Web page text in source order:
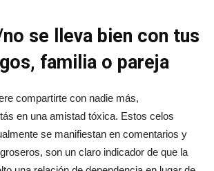
se lleva bien con tus
familia o pareja
compartirte con nadie más,
en una amistad tóxica. Estos celos
se manifiestan en comentarios y
son un claro indicador de que la